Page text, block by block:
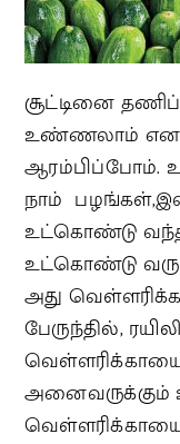
சூட்டினை
உண்ணலாம் என
ஆரம்பிப்போம்.
நாம்
உட்கொண்டு
உட்கொண்டு
அது
பேருந்தில்,